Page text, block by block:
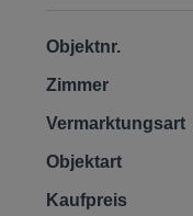
Objektnr.
Zimmer
Vermarktungsart
Objektart
Kaufpreis